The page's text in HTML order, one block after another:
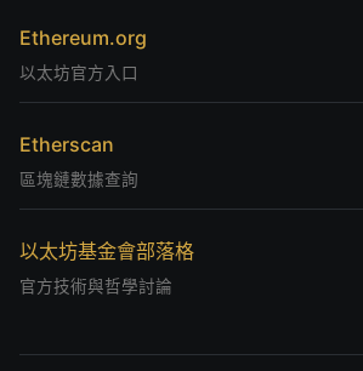
Ethereum.org
以太坊官方入口
Etherscan
區塊鏈數據查詢
以太坊基金會部落格
官方技術與哲學討論